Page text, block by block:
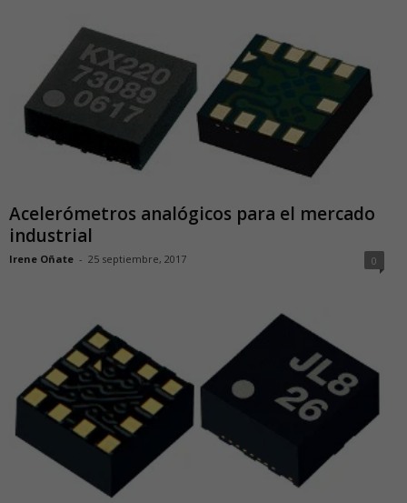
Acelerómetros analógicos para el mercado
industrial
Irene Oñate - 25 septiembre, 2017 0